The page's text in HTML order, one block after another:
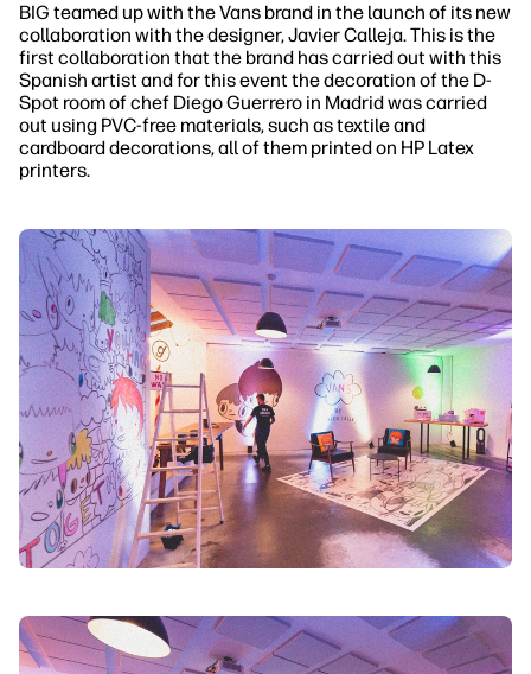
BIG teamed up with the Vans brand in the launch of its new
collaboration with the designer, Javier Calleja. This is the
first collaboration that the brand has carried out with this
Spanish artist and for this event the decoration of the D-
Spot room of chef Diego Guerrero in Madrid was carried
out using PVC-free materials, such as textile and
cardboard decorations, all of them printed on HP Latex
printers.